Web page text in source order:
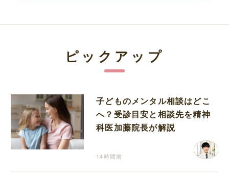
ピックアップ
子どものメンタル相談はどこ
へ？受診目安と相談先を精神
科医加藤院長が解説
14時間前